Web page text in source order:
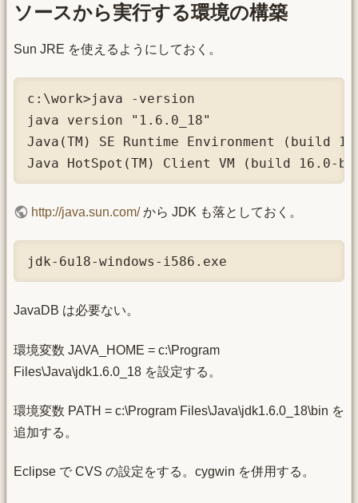
ソースから実行する環境の構築
Sun JRE を使えるようにしておく。
c:\work>java -version
java version "1.6.0_18"
Java(TM) SE Runtime Environment (build
Java HotSpot(TM) Client VM (build 16.0-
http://java.sun.com/から JDK も落としておく。
jdk-6u18-windows-i586.exe
JavaDB は必要ない。
環境変数 JAVA_HOME = c:\Program
Files\Java\jdk1.6.0_18 を設定する。
環境変数 PATH = c:\Program Files\Java\jdk1.6.0_18\bin を
追加する。
Eclipse で CVS の設定をする。cygwin を併用する。